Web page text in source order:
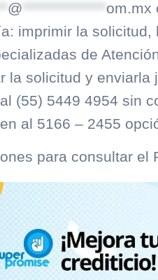
@ *************** om.mx
imprimir la
de
la solicitud y
(55) 5449 4954 sin
al 5166 – 2455
para consultar el